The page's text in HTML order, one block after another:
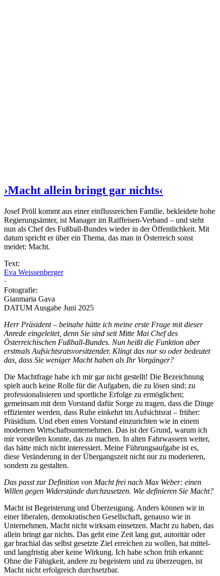
›Macht allein bringt gar nichts‹
Josef Pröll kommt aus einer einflussreichen Familie, bekleidete hohe
Regierungsämter, ist Manager im Raiffeisen-Verband – und steht
nun als Chef des Fußball-Bundes wieder in der Öffentlichkeit. Mit
datum spricht er über ein Thema, das man in Österreich sonst
meidet: Macht.
Text:
Eva Weissenberger
·
Fotografie:
Gianmaria Gava
DATUM Ausgabe Juni 2025
Herr Präsident – beinahe hätte ich meine erste Frage mit dieser
Anrede eingeleitet, denn Sie sind seit Mitte Mai Chef des
Österreichischen Fußball-Bundes. Nun heißt die Funktion aber
erstmals Aufsichtsrats­vorsitzender. Klingt das nur so oder bedeutet
das, dass Sie weniger Macht haben als Ihr Vorgänger?
Die Machtfrage habe ich mir gar nicht gestellt! Die Bezeichnung
spielt auch keine Rolle für die Aufgaben, die zu lösen sind: zu
professionalisieren und sportliche Erfolge zu ermöglichen;
gemeinsam mit dem Vorstand dafür Sorge zu tragen, dass die Dinge
effizienter werden, dass Ruhe einkehrt im Aufsichtsrat – früher:
Präsidium. Und eben einen Vorstand einzurichten wie in einem
modernen Wirtschaftsunternehmen. Das ist der Grund, warum ich
mir vorstellen konnte, das zu machen. In alten Fahrwassern weiter,
das hätte mich nicht interessiert. Meine Führungsaufgabe ist es,
diese Veränderung in der Übergangszeit nicht nur zu moderieren,
sondern zu gestalten.
Das passt zur Definition von Macht frei nach Max Weber: einen
Willen gegen Widerstände durchzusetzen. Wie definieren Sie Macht?
Macht ist Begeisterung und Überzeugung. Anders können wir in
einer liberalen, demokratischen Gesellschaft, genauso wie in
Unternehmen, Macht nicht wirksam einsetzen. Macht zu haben, das
allein bringt gar nichts. Das geht eine Zeit lang gut, autoritär oder
gar brachial das selbst gesetzte Ziel erreichen zu wollen, hat mittel-
und langfristig aber keine Wirkung. Ich habe schon früh erkannt:
Ohne die Fähigkeit, andere zu begeistern und zu überzeugen, ist
Macht nicht erfolgreich durchsetzbar.